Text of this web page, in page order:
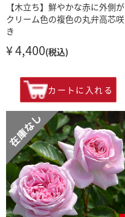
【木立ち】鮮やかな赤に外側が
クリーム色の複色の丸弁高芯咲
き
¥ 4,400(税込)
カートに入れる